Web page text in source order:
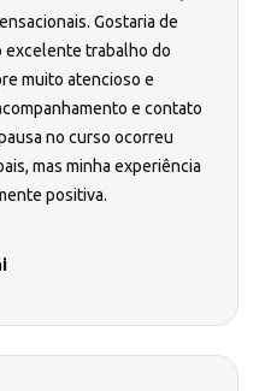
Gostaria de
excelente trabalho do
muito atencioso e
e contato
no curso ocorreu
mas minha experiência
positiva.